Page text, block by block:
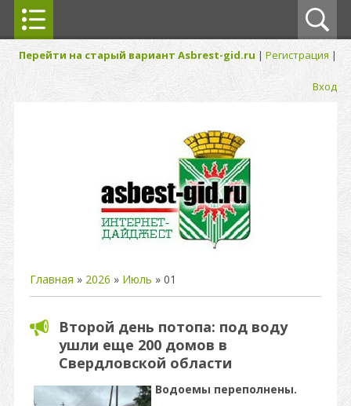
Перейти на старый вариант Asbrest-gid.ru | Регистрация |
Вход
Главная » 2026 » Июль » 01
Второй день потопа: под воду
ушли еще 200 домов в
Свердловской области
Водоемы переполнены.